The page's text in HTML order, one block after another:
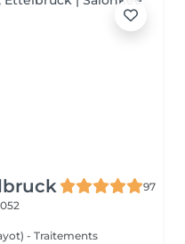
97
- Traitements